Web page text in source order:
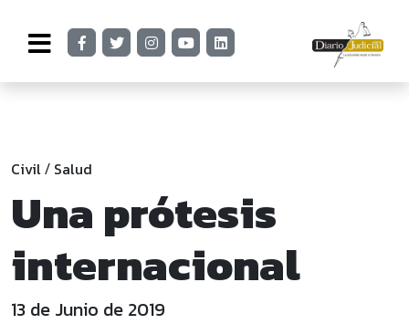
Civil/ Salud
Una prótesis
internacional
13 de Junio de 2019